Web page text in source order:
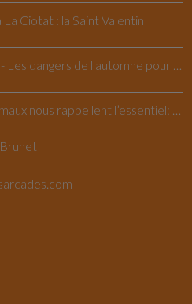
Ciotat : la Saint Valentin
Vétérinaire La Ciotat - Les dangers de l'automne pour le chiens et les chats
À la Toussaint, nos animaux nous rappellent l’essentiel: vivre l’instant présent